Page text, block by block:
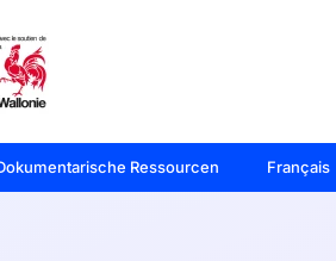
Ressourcen Français